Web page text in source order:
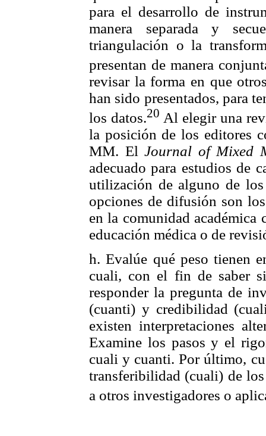
para el desarrollo de
manera separada y
triangulación o la
presentan de manera
revisar la forma en que
han sido presentados, para
los datos.20 Al elegir una
la posición de los editores
MM. ElJournal of Mixed
adecuado para estudios de
utilización de alguno de
opciones de difusión son
en la comunidad académica
educación médica o de
h. Evalúe qué peso tienen
cuali, con el fin de saber
responder la pregunta de
(cuanti) y credibilidad
existen interpretaciones
Examine los pasos y el
cuali y cuanti. Por último,
transferibilidad (cuali) de
a otros investigadores o